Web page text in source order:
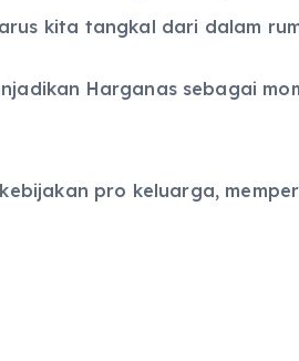
kita tangkal dari dalam
Harganas sebagai
pro keluarga,